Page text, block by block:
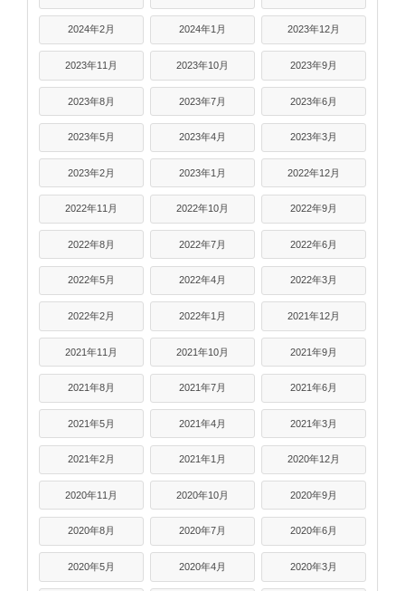
2024年2月 2024年1月 2023年12月
2023年11月 2023年10月 2023年9月
2023年8月 2023年7月 2023年6月
2023年5月 2023年4月 2023年3月
2023年2月 2023年1月 2022年12月
2022年11月 2022年10月 2022年9月
2022年8月 2022年7月 2022年6月
2022年5月 2022年4月 2022年3月
2022年2月 2022年1月 2021年12月
2021年11月 2021年10月 2021年9月
2021年8月 2021年7月 2021年6月
2021年5月 2021年4月 2021年3月
2021年2月 2021年1月 2020年12月
2020年11月 2020年10月 2020年9月
2020年8月 2020年7月 2020年6月
2020年5月 2020年4月 2020年3月